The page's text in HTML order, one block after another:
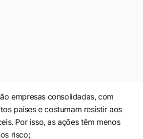
empresas consolidadas, com
países e costumam resistir aos
Por isso, as ações têm menos
risco;